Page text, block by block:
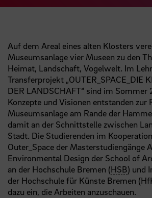
Auf dem Areal eines alten Klosters
Museumsanlage vier Museen zu den
Heimat, Landschaft, Vogelwelt. Im
Transferprojekt „OUTER_SPACE_DIE
DER LANDSCHAFT“ sind im
Konzepte und Visionen entstanden zur
Museumsanlage am Rande der
damit an der Schnittstelle zwischen
Stadt. Die Studierenden im
Outer_Space der Masterstudiengänge
Environmental Design der School of
an der Hochschule Bremen (HSB) und
der Hochschule für Künste Bremen
dazu ein, die Arbeiten anzuschauen.